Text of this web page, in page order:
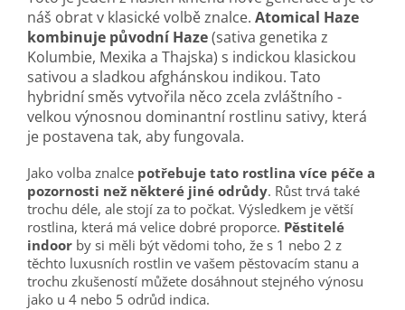
náš obrat v klasické volbě znalce. Atomical Haze
kombinuje původní Haze(sativa genetika z
Kolumbie, Mexika a Thajska) s indickou klasickou
sativou a sladkou afghánskou indikou. Tato
hybridní směs vytvořila něco zcela zvláštního -
velkou výnosnou dominantní rostlinu sativy, která
je postavena tak, aby fungovala.
Jako volba znalce potřebuje tato rostlina více péče a
pozornosti než některé jiné odrůdy. Růst trvá také
trochu déle, ale stojí za to počkat. Výsledkem je větší
rostlina, která má velice dobré proporce. Pěstitelé
indoor by si měli být vědomi toho, že s 1 nebo 2 z
těchto luxusních rostlin ve vašem pěstovacím stanu a
trochu zkušeností můžete dosáhnout stejného výnosu
jako u 4 nebo 5 odrůd indica.